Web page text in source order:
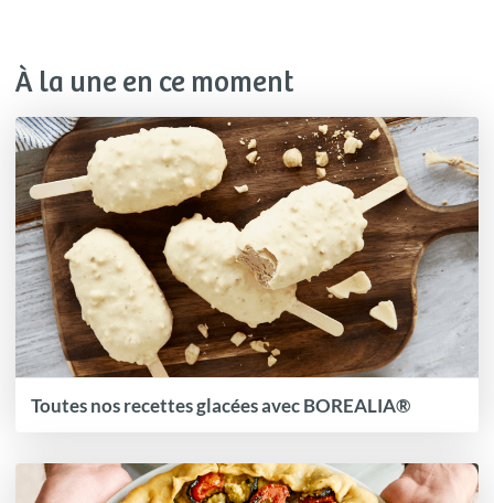
À la une en ce moment
Toutes nos recettes glacées avec BOREALIA®